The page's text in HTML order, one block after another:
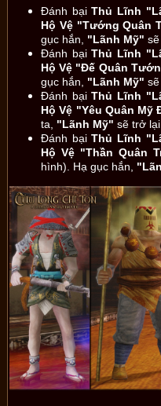
Đánh bạiThủ Lĩnh
Hộ Vệ "Tướng Quân
gục hắn, "Lãnh Mỹ" sẽ
Đánh bạiThủ Lĩnh
Hộ Vệ "Đế Quân
gục hắn, "Lãnh Mỹ" sẽ
Đánh bạiThủ Lĩnh
Hộ Vệ "Yêu Quân Mỹ
ta, "Lãnh Mỹ" sẽ trở lại.
Đánh bạiThủ Lĩnh
Hộ Vệ "Thần Quân
hình). Hạ gục hắn,